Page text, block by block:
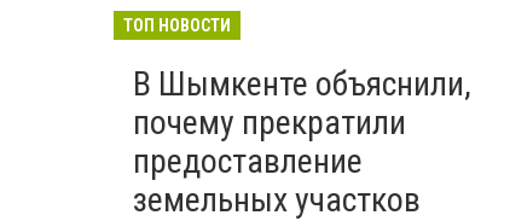
области для учета
посещаемости
ВИДЕО
ТОП НОВОСТИ
В Шымкенте объяснили,
почему прекратили
предоставление
земельных участков